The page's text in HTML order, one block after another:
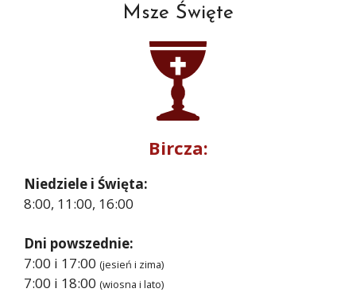
Msze Święte
Bircza:
Niedziele i Święta:
8:00, 11:00, 16:00
Dni powszednie:
7:00 i 17:00 (jesień i zima)
7:00 i 18:00 (wiosna i lato)